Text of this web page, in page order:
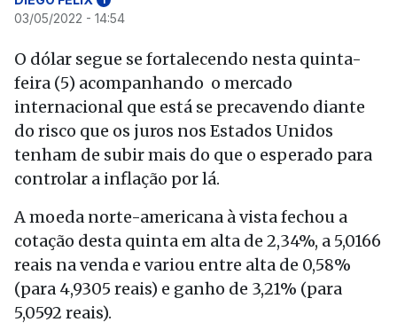
03/05/2022 - 14:54
O dólar segue se fortalecendo nesta quinta-
feira (5) acompanhando o mercado
internacional que está se precavendo diante
do risco que os juros nos Estados Unidos
tenham de subir mais do que o esperado para
controlar a inflação por lá.
A moeda norte-americana à vista fechou a
cotação desta quinta em alta de 2,34%, a 5,0166
reais na venda e variou entre alta de 0,58%
(para 4,9305 reais) e ganho de 3,21% (para
5,0592 reais).